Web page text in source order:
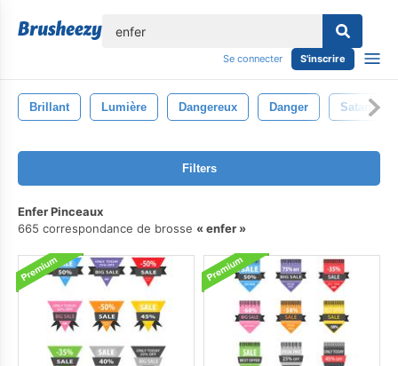
Se connecter S'inscrire
Brillant Lumière Dangereux Danger Satan
Filters
Enfer Pinceaux
665 correspondance de brosse
enfer